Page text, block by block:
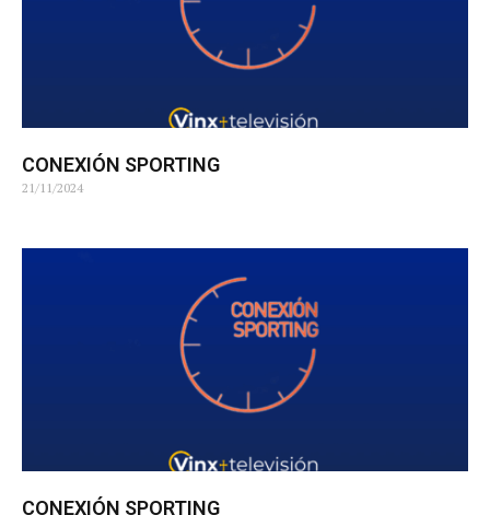
CONEXIÓN SPORTING
21/11/2024
CONEXIÓN SPORTING